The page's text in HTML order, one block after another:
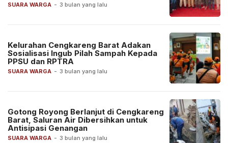
SUARA WARGA - 3 bulan yang lalu
SUARA WARGA - 3 bulan yang lalu
Kelurahan Cengkareng Barat Adakan
Sosialisasi Ingub Pilah Sampah Kepada
PPSU dan RPTRA
SUARA WARGA - 3 bulan yang lalu
Gotong Royong Berlanjut di Cengkareng
Barat, Saluran Air Dibersihkan untuk
Antisipasi Genangan